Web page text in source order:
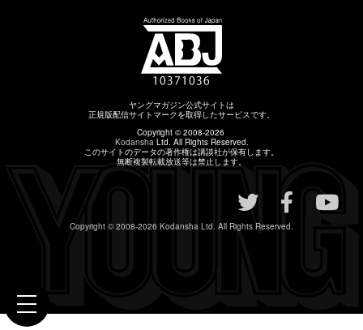
toggle
ヤングマガジン公式サイトは
正規版配信サイトマークを取得したサービスです。
Copyright © 2008-2026
KodanshaLtd. All Rights Reserved.
このサイトのデータの著作権は講談社が保有します。
無断複製転載放送等は禁止します。
Copyright © 2008-2026 Kodansha Ltd. All Rights Reserved.